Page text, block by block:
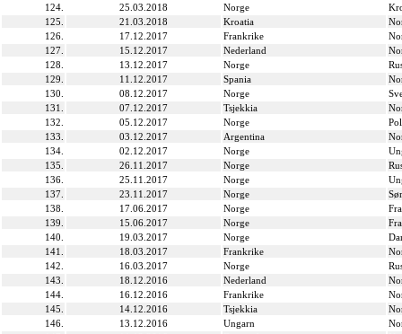
124.
25.03.2018 Norge
125.
21.03.2018 Kroatia
126.
17.12.2017 Frankrike
127.
15.12.2017 Nederland
128.
13.12.2017 Norge
129.
11.12.2017 Spania
130.
08.12.2017 Norge
131.
07.12.2017 Tsjekkia
132.
05.12.2017 Norge
133.
03.12.2017 Argentina
134.
02.12.2017 Norge
135.
26.11.2017 Norge
136.
25.11.2017 Norge
137.
23.11.2017 Norge
138.
17.06.2017 Norge
139.
15.06.2017 Norge
140.
19.03.2017 Norge
141.
18.03.2017 Frankrike
142.
16.03.2017 Norge
143.
18.12.2016 Nederland
144.
16.12.2016 Frankrike
145.
14.12.2016 Tsjekkia
146.
13.12.2016 Ungarn